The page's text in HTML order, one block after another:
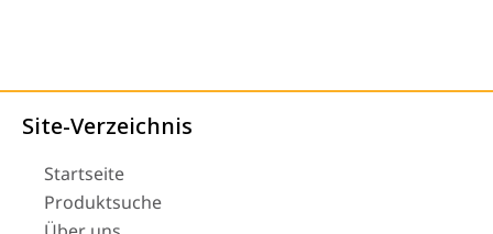
Site-Verzeichnis
Startseite
Produktsuche